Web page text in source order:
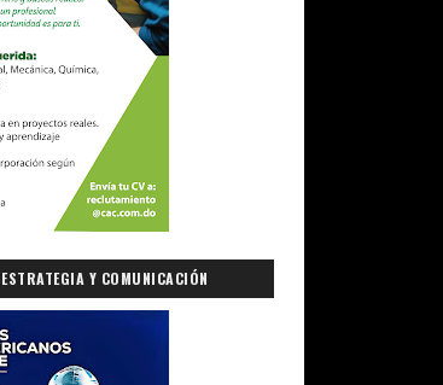
Y COMUNICACIÓN